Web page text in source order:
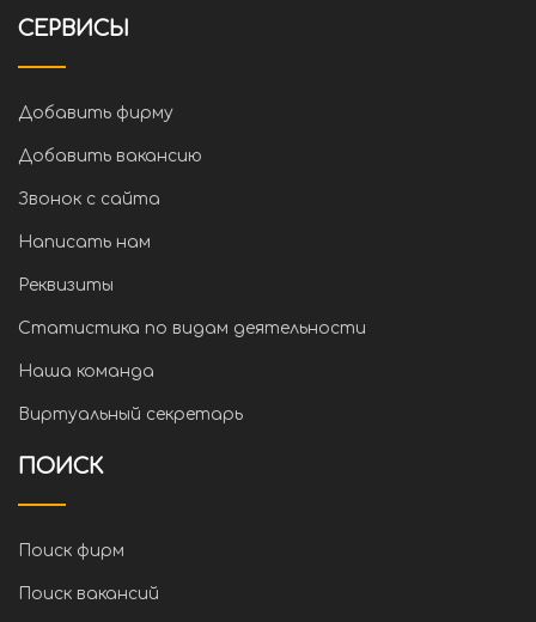
СЕРВИСЫ
Добавить фирму
Добавить вакансию
Звонок с сайта
Написать нам
Реквизиты
Статистика по видам деятельности
Наша команда
Виртуальный секретарь
ПОИСК
Поиск фирм
Поиск вакансий